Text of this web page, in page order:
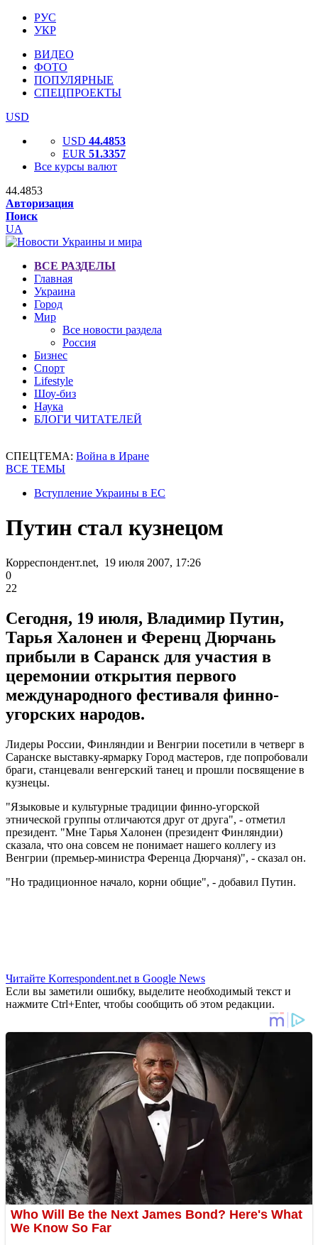
РУС
УКР
ВИДЕО
ФОТО
ПОПУЛЯРНЫЕ
СПЕЦПРОЕКТЫ
USD
USD 44.4853
EUR 51.3357
Все курсы валют
44.4853
Авторизация
Поиск
UA
ВСЕ РАЗДЕЛЫ
Главная
Украина
Город
Мир
Все новости раздела
Россия
Бизнес
Спорт
Lifestyle
Шоу-биз
Наука
БЛОГИ ЧИТАТЕЛЕЙ
СПЕЦТЕМА: Война в Иране
ВСЕ ТЕМЫ
Вступление Украины в ЕС
Путин стал кузнецом
Корреспондент.net, 19 июля 2007, 17:26
0
22
Сегодня, 19 июля, Владимир Путин,
Тарья Халонен и Ференц Дюрчань
прибыли в Саранск для участия в
церемонии открытия первого
международного фестиваля финно-
угорских народов.
Лидеры России, Финляндии и Венгрии посетили в четверг в
Саранске выставку-ярмарку Город мастеров, где попробовали
браги, станцевали венгерский танец и прошли посвящение в
кузнецы.
"Языковые и культурные традиции финно-угорской
этнической группы отличаются друг от друга", - отметил
президент. "Мне Тарья Халонен (президент Финляндии)
сказала, что она совсем не понимает нашего коллегу из
Венгрии (премьер-министра Ференца Дюрчаня)", - сказал он.
"Но традиционное начало, корни общие", - добавил Путин.
Читайте Korrespondent.net в Google News
Если вы заметили ошибку, выделите необходимый текст и
нажмите Ctrl+Enter, чтобы сообщить об этом редакции.